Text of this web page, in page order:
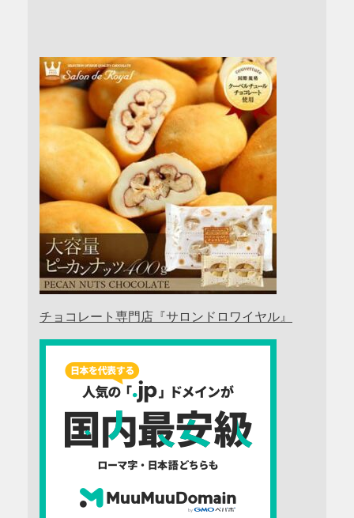
チョコレート専門店『サロンドロワイヤル』